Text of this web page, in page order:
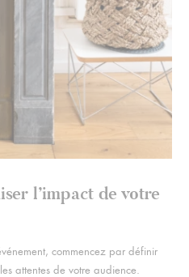
l’impact de votre
commencez par définir
attentes de votre audience.